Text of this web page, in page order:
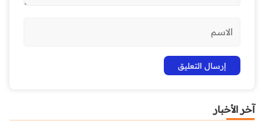
آخر الأخبار